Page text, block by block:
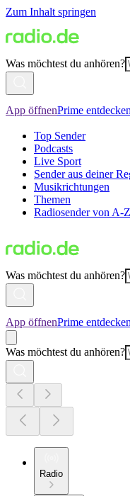
Zum Inhalt springen
Was möchtest du anhören?
App öffnenPrime entdecken
Top Sender
Podcasts
Live Sport
Sender aus deiner
Musikrichtungen
Themen
Radiosender von A-Z
Was möchtest du anhören?
App öffnenPrime entdecken
Was möchtest du anhören?
Radio